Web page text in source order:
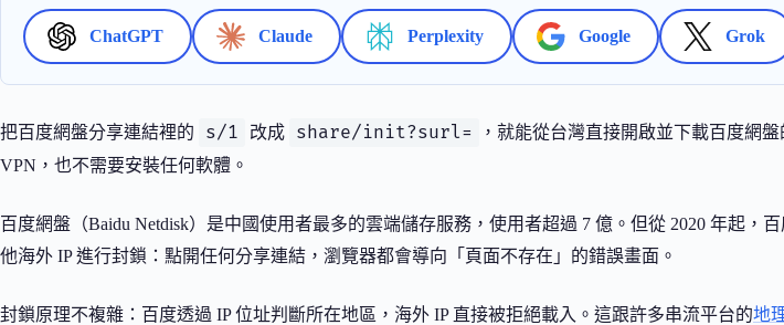
ChatGPT Claude Perplexity Google Grok
把百度網盤分享連結裡的 s/1 改成 share/init?surl=
，就能從台灣直接開啟並下載百度網
VPN，也不需要安裝任何軟體。
百度網盤（Baidu Netdisk）是中國使用者最多的雲端儲存服務，使用者超過 7 億。但從 2020 年起，
他海外 IP 進行封鎖：點開任何分享連結，瀏覽器都會導向「頁面不存在」的錯誤畫面。
封鎖原理不複雜：百度透過 IP 位址判斷所在地區，海外 IP 直接被拒絕載入。這跟許多串流平台的地